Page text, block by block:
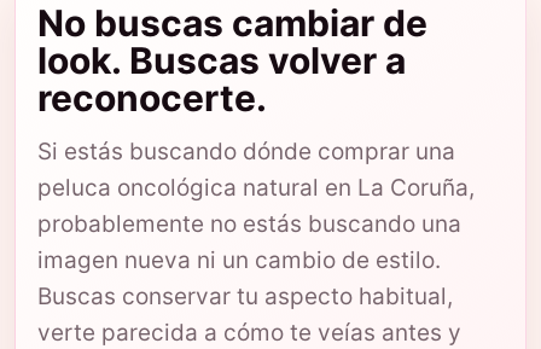
No buscas cambiar de
look. Buscas volver a
reconocerte.
Si estás buscando dónde comprar una
peluca oncológica natural en La Coruña,
probablemente no estás buscando una
imagen nueva ni un cambio de estilo.
Buscas conservar tu aspecto habitual,
verte parecida a cómo te veías antes y